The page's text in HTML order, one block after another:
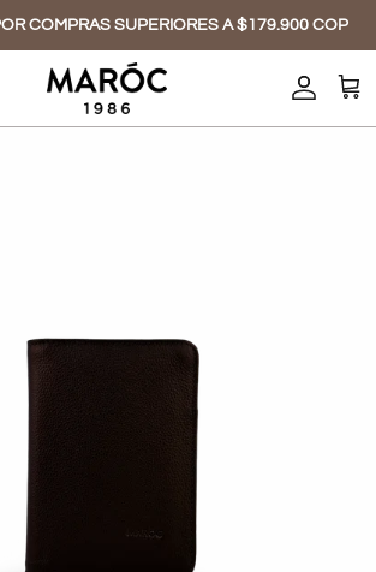
COMPRAS SUPERIORES A $179.900 COP
Cuenta